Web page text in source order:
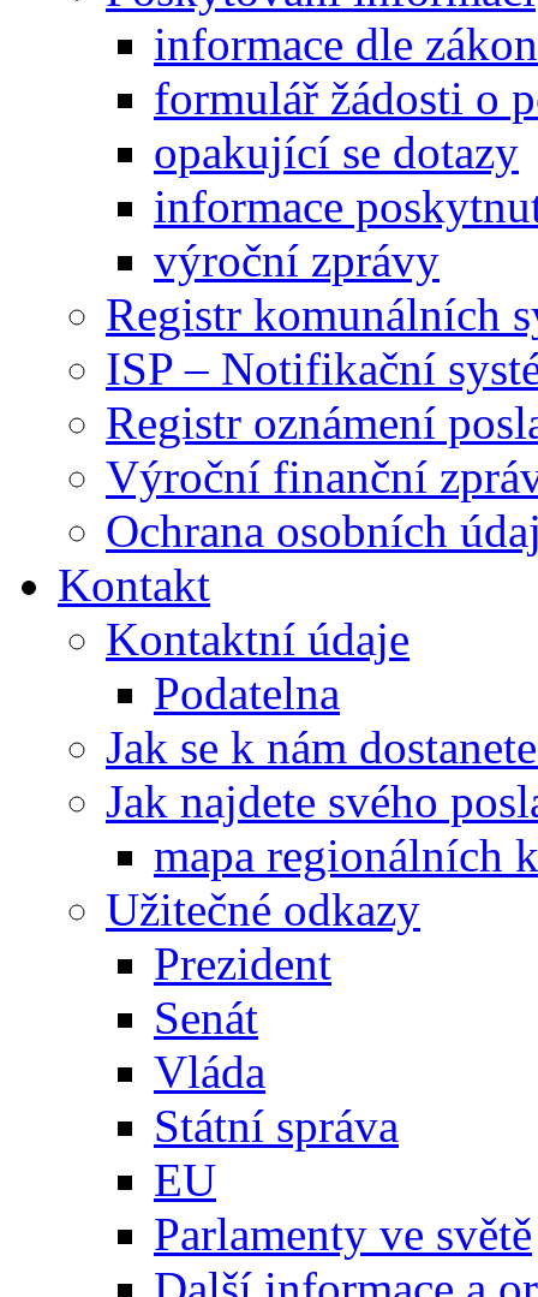
informace dle
formulář žádosti o
opakující se dotazy
informace
výroční zprávy
Registr komunálních
ISP – Notifikační
Registr oznámení
Výroční finanční
Ochrana osobních
Kontakt
Kontaktní údaje
Podatelna
Jak se k nám
Jak najdete svého
mapa regionálních
Užitečné odkazy
Prezident
Senát
Vláda
Státní správa
EU
Parlamenty ve světě